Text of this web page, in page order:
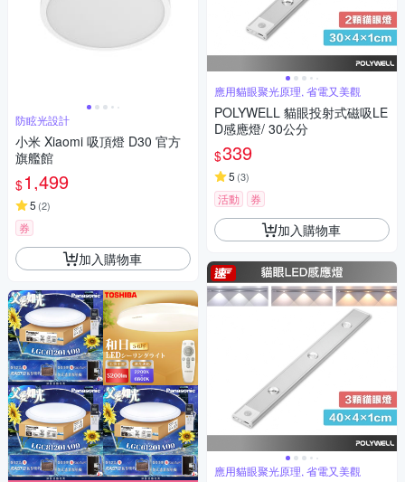
防眩光設計
小米 Xiaomi 吸頂燈 D30 官方
旗艦館
$1,499
5 (2)
券
加入購物車
應用貓眼聚光原理, 省電又美觀
POLYWELL 貓眼投射式磁吸LE
D感應燈/ 30公分
$339
5 (3)
活動 券
加入購物車
應用貓眼聚光原理, 省電又美觀